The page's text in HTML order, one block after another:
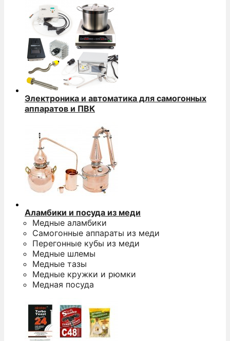
Электроника и автоматика для самогонных
аппаратов и ПВК
Аламбики и посуда из меди
Медные аламбики
Самогонные аппараты из меди
Перегонные кубы из меди
Медные шлемы
Медные тазы
Медные кружки и рюмки
Медная посуда